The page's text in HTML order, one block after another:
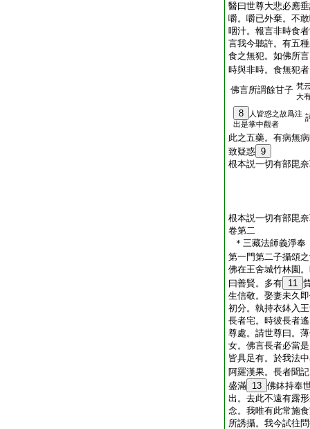
醫曰世尊大悲必應
嚼。嚼已外棄。不
咽汁。報言非時食
言我今聽許。有五
食之無犯。如佛所
時與非時。食無犯
佛言所謂餘甘子 梵
大
8
人皆惑之故爲注
出是掌中觀者
此之五藥。有病無
致疑惑 9
根本説一切有部毘
根本説一切有部毘
卷第二
＊三藏法師義淨
第一門第二子攝頌
佛在王舍城竹林園
曰善賢。多有 11
生信敬。娶妻未久
初分。執持衣鉢入
長者宅。時彼長者
尊處。請世尊曰。
女。佛言長者必當
皆具足有。於我法
阿羅漢果。長者聞
盛滿 13 佛鉢持奉
出。去此不遠有露
念。我唯有此常施
所誘攝。我今試往